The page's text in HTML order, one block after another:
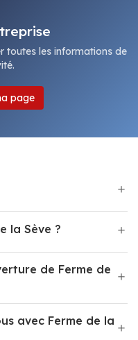
toutes les informations de
page
la Sève ?
de Ferme de
avec Ferme de la